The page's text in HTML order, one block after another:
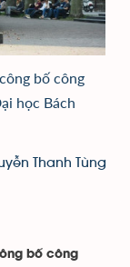
bố công
học Bách
Thanh Tùng
bố công